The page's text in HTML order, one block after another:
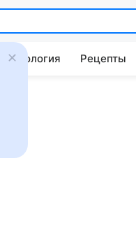
Психология Рецепты